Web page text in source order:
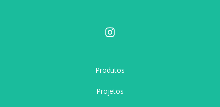
Produtos
Projetos